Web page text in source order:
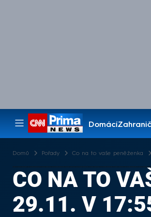
Domácí
Pořady
Domů Pořady Co na to vaše peněženka
CO NA TO
29.11. V